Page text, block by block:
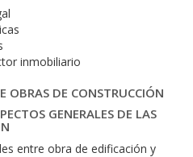
inmobiliario
OBRAS DE CONSTRUCCIÓN
GENERALES DE LAS
entre obra de edificación y